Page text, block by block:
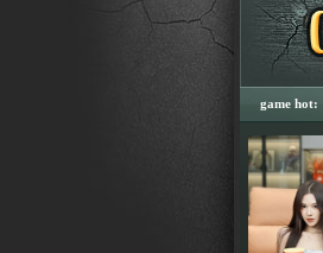
game hot: